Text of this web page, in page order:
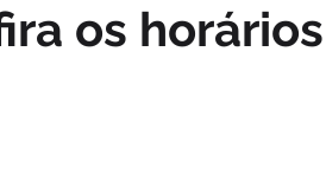
os horários